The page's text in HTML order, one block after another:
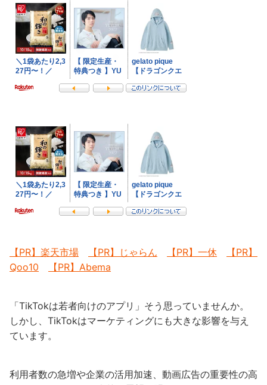
【PR】楽天市場 【PR】じゃらん 【PR】一休
【PR】
Qoo10
【PR】Abema
「TikTokは若者向けのアプリ」そう思っていませんか。
しかし、TikTokはマーケティングにも大きな影響を与え
ています。
利用者数の急増や企業の活用加速、動画広告の重要性の高